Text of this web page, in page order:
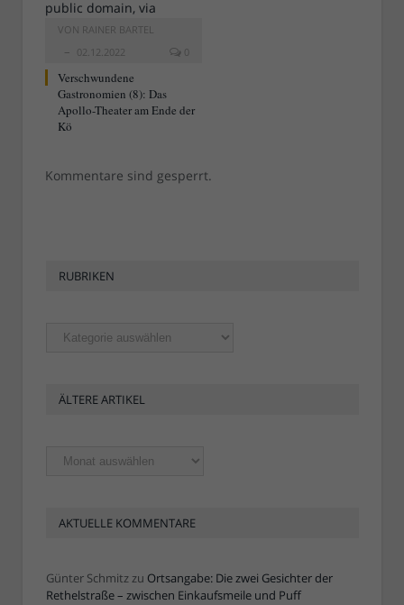
VON RAINER BARTEL
02.12.2022
0
Verschwundene
Gastronomien (8): Das
Apollo-Theater am Ende der
Kö
Kommentare sind gesperrt.
RUBRIKEN
Rubriken
ÄLTERE ARTIKEL
Ältere
Artikel
AKTUELLE KOMMENTARE
Günter Schmitzzu Ortsangabe: Die zwei Gesichter der
Rethelstraße – zwischen Einkaufsmeile und Puff